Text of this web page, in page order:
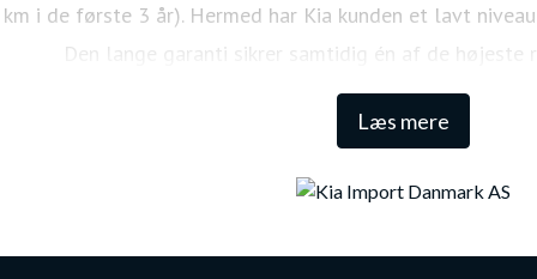
Læs mere
km i de første 3 år). Hermed har Kia kunden et lavt
Den lange garanti sikrer samtidig én af de højeste